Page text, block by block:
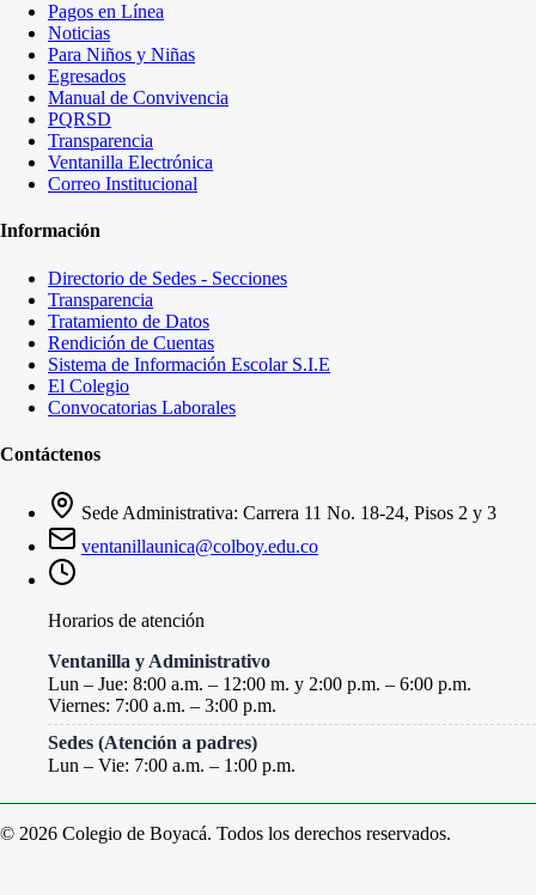
Pagos en Línea
Noticias
Para Niños y Niñas
Egresados
Manual de Convivencia
PQRSD
Transparencia
Ventanilla Electrónica
Correo Institucional
Información
Directorio de Sedes - Secciones
Transparencia
Tratamiento de Datos
Rendición de Cuentas
Sistema de Información Escolar S.I.E
El Colegio
Convocatorias Laborales
Contáctenos
Sede Administrativa: Carrera 11 No. 18-24, Pisos 2 y 3
ventanillaunica@colboy.edu.co
Horarios de atención
Ventanilla y Administrativo
Lun – Jue: 8:00 a.m. – 12:00 m. y 2:00 p.m. – 6:00 p.m.
Viernes: 7:00 a.m. – 3:00 p.m.
Sedes (Atención a padres)
Lun – Vie: 7:00 a.m. – 1:00 p.m.
© 2026 Colegio de Boyacá. Todos los derechos reservados.